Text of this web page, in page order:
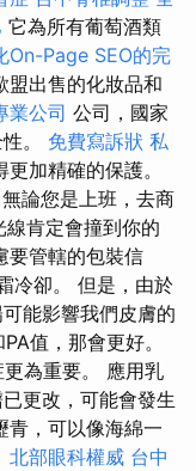
它為所有葡萄酒類
On-Page SEO的完
盟出售的化妝品和
業公司 公司，國家
。 免費寫訴狀 私
加精確的保護。
無論您是上班，去商
肯定會撞到你的
要管轄的包裝信
冷卻。 但是，由於
能影響我們皮膚的
值，那會更好。
為重要。 應用乳
更改，可能會發生
青，可以像海綿一
北部眼科權威 台中